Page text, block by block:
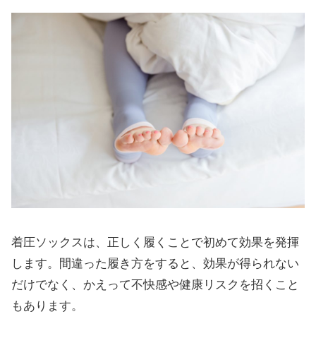
着圧ソックスは、正しく履くことで初めて効果を発揮
します。間違った履き方をすると、効果が得られない
だけでなく、かえって不快感や健康リスクを招くこと
もあります。